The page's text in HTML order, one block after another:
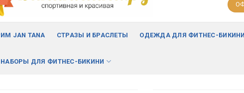
JAN TANA СТРАЗЫ И БРАСЛЕТЫ ОДЕЖДА ДЛЯ ФИТНЕС-БИКИНИ
НАБОРЫ ДЛЯ ФИТНЕС-БИКИНИ